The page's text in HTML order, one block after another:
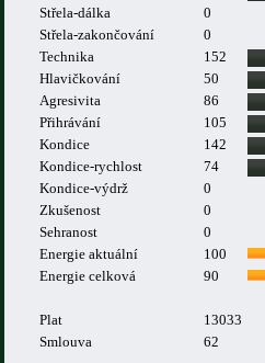
Střela-dálka
0
Střela-zakončování
0
Technika
152
Hlavičkování
50
Agresivita
86
Přihrávání
105
Kondice
142
Kondice-rychlost
74
Kondice-výdrž
0
Zkušenost
0
Sehranost
0
Energie aktuální
100
Energie celková
90
Plat
13033
Smlouva
62